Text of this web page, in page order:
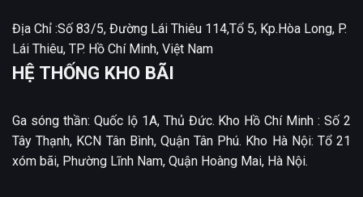
Địa Chỉ :Số 83/5, Đường Lái Thiêu 114,Tổ 5, Kp.Hòa Long, P.
Lái Thiêu, TP. Hồ Chí Minh, Việt Nam
HỆ THỐNG KHO BÃI
Ga sóng thần: Quốc lộ 1A, Thủ Đức. Kho Hồ Chí Minh : Số 2
Tây Thạnh, KCN Tân Bình, Quận Tân Phú. Kho Hà Nội: Tổ 21
xóm bãi, Phường Lĩnh Nam, Quận Hoàng Mai, Hà Nội.